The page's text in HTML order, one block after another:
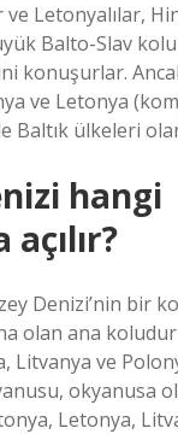
ve Letonyalılar,
Balto-Slav
konuşurlar.
ve Letonya
Baltık ülkeleri
hangi
Denizi’nin bir
olan ana
Litvanya ve
okyanusa
Letonya,